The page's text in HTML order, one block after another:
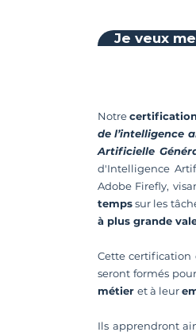
Je veux
Notrecertification
de l’intelligence
Artificielle
d'Intelligence
Adobe Firefly,
tempssur les
à plus grande
Cette certification
seront formés
métier et à leur
Ils apprendront